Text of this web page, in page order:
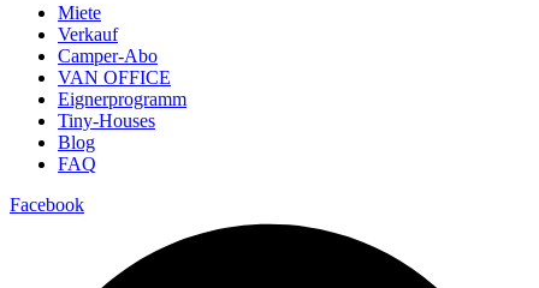
Miete
Verkauf
Camper-Abo
VAN OFFICE
Eignerprogramm
Tiny-Houses
Blog
FAQ
Facebook